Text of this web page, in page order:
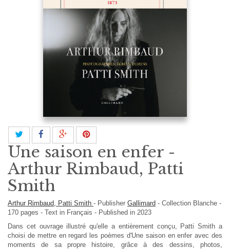
Une saison en enfer -
Arthur Rimbaud, Patti
Smith
Arthur Rimbaud, Patti Smith - Publisher Gallimard - Collection Blanche -
170 pages - Text in Français - Published in 2023
Dans cet ouvrage illustré qu'elle a entièrement conçu, Patti Smith a
choisi de mettre en regard les poèmes d'Une saison en enfer avec des
moments de sa propre histoire, grâce à des dessins, photos,